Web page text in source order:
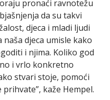
pronaći ravnotežu
da su takvi
djeca i mladi ljudi
djeca umisle kako
i njima. Koliko god
i vrlo konkretno
stvari stoje, pomoći
prihvate”, kaže Hempel.